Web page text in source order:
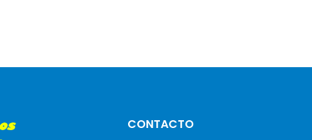
CONTACTO